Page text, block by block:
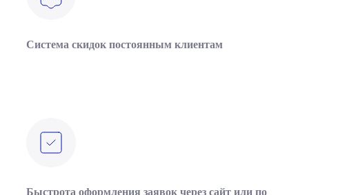
Система скидок постоянным клиентам
Быстрота оформления заявок через сайт или по